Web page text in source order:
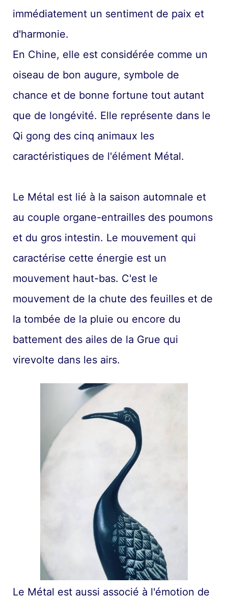
immédiatement un sentiment de paix et
d'harmonie.
En Chine, elle est considérée comme un
oiseau de bon augure, symbole de
chance et de bonne fortune tout autant
que de longévité. Elle représente dans le
Qi gong des cinq animaux les
caractéristiques de l'élément Métal.
Le Métal est lié à la saison automnale et
au couple organe-entrailles des poumons
et du gros intestin. Le mouvement qui
caractérise cette énergie est un
mouvement haut-bas. C'est le
mouvement de la chute des feuilles et de
la tombée de la pluie ou encore du
battement des ailes de la Grue qui
virevolte dans les airs.
Le Métal est aussi associé à l'émotion de